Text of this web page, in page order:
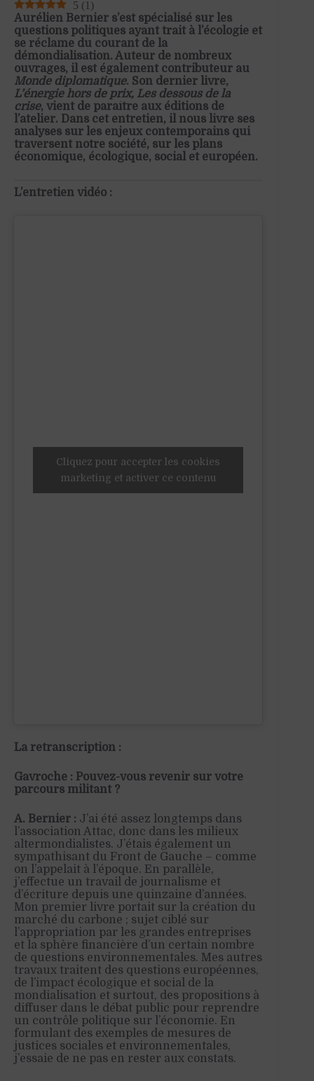
5 ( 1 )
Aurélien Bernier s’est spécialisé sur les
questions politiques ayant trait à l’écologie et
se réclame du courant de la
démondialisation. Auteur de nombreux
ouvrages, il est également contributeur au
Monde diplomatique. Son dernier livre,
L’énergie hors de prix, Les dessous de la
crise, vient de paraître aux éditions de
l’atelier. Dans cet entretien, il nous livre ses
analyses sur les enjeux contemporains qui
traversent notre société, sur les plans
économique, écologique, social et européen.
L’entretien vidéo :
Cliquez pour accepter les cookies
marketing et activer ce contenu
La retranscription :
Gavroche : Pouvez-vous revenir sur votre
parcours militant ?
A. Bernier : J’ai été assez longtemps dans
l’association Attac, donc dans les milieux
altermondialistes. J’étais également un
sympathisant du Front de Gauche – comme
on l’appelait à l’époque. En parallèle,
j’effectue un travail de journalisme et
d’écriture depuis une quinzaine d’années.
Mon premier livre portait sur la création du
marché du carbone ; sujet ciblé sur
l’appropriation par les grandes entreprises
et la sphère financière d’un certain nombre
de questions environnementales. Mes autres
travaux traitent des questions européennes,
de l’impact écologique et social de la
mondialisation et surtout, des propositions à
diffuser dans le débat public pour reprendre
un contrôle politique sur l’économie. En
formulant des exemples de mesures de
justices sociales et environnementales,
j’essaie de ne pas en rester aux constats.